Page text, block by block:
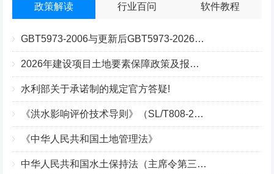
政策解读 行业百问 软件教程
GBT5973-2006与更新后GBT5973-2026区别你知道几点？
2026年建设项目土地要素保障政策及报批流程
水利部关于承诺制的规定官方答疑!
《洪水影响评价技术导则》（SL/T808-2025）核心解读
《中华人民共和国土地管理法》
中华人民共和国水土保持法（主席令第三十九号）